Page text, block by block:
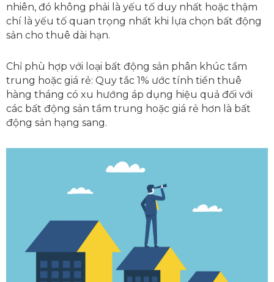
nhiên, đó không phải là yếu tố duy nhất hoặc thậm
chí là yếu tố quan trọng nhất khi lựa chọn bất động
sản cho thuê dài hạn.
Chỉ phù hợp với loại bất động sản phân khúc tầm
trung hoặc giá rẻ: Quy tắc 1% ước tính tiền thuê
hàng tháng có xu hướng áp dụng hiệu quả đối với
các bất động sản tầm trung hoặc giá rẻ hơn là bất
động sản hạng sang.